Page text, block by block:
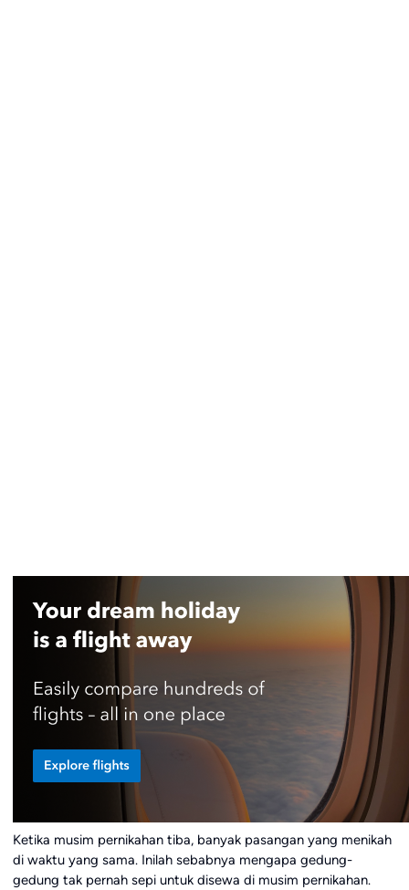
Ketika musim pernikahan tiba, banyak pasangan yang menikah
di waktu yang sama. Inilah sebabnya mengapa gedung-
gedung tak pernah sepi untuk disewa di musim pernikahan.